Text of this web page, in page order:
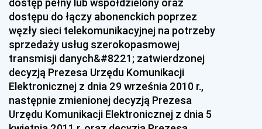
z 13 listopada 2014 pozycje 61-62
z 31 października 2014 pozycja 60
z 29 października 2014 pozycja 59
z 23 października 2014 pozycje 57-58
z 20 października 2014 pozycje 55-56
z 23 września 2014 pozycje 53-54
dostępu do łączy abonenckich poprzez
węzły sieci telekomunikacyjnej na potrzeby
sprzedaży usług szerokopasmowej
transmisji danych&#8221; zatwierdzonej
decyzją Prezesa Urzędu Komunikacji
Elektronicznej z dnia 29 września 2010 r.,
następnie zmienionej decyzją Prezesa
Urzędu Komunikacji Elektronicznej z dnia 5